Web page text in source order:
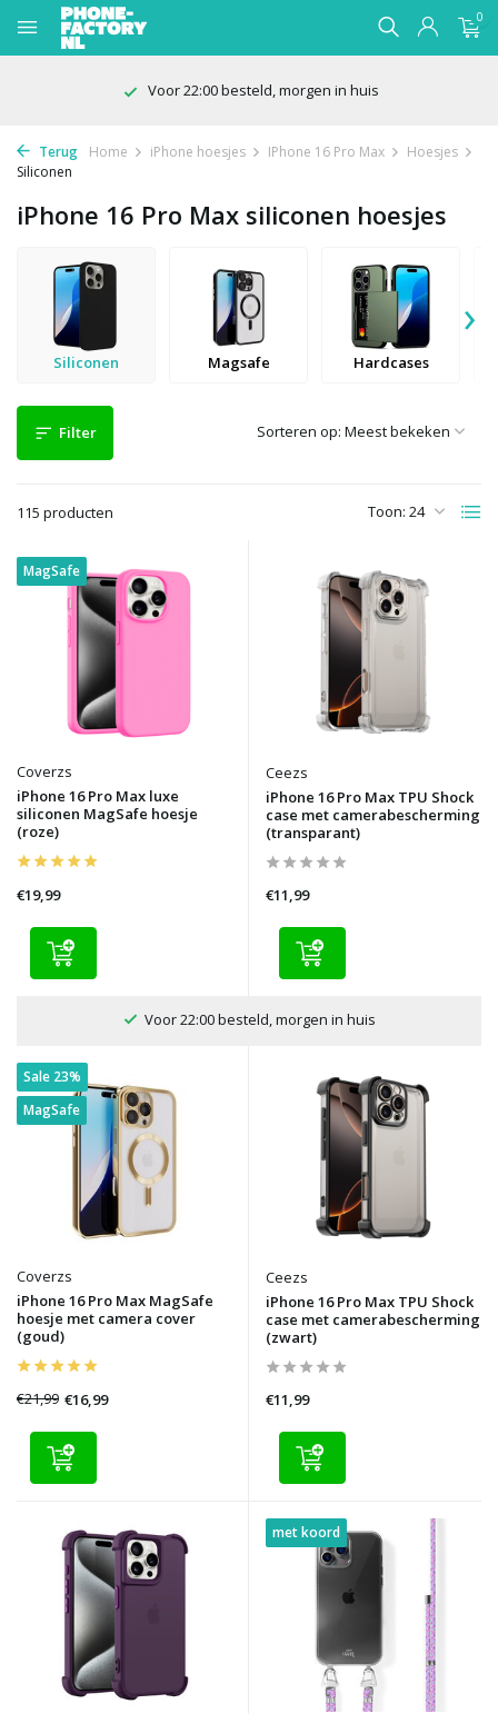
0
100 dagen bedenktijd
Terug Home iPhone hoesjes IPhone 16 Pro Max
Hoesjes
Siliconen
iPhone 16 Pro Max siliconen hoesjes
Siliconen Magsafe Hardcases
›
Filter
115 producten Toon:
Sorteren op:
MagSafe
Coverzs
iPhone 16 Pro Max luxe
siliconen MagSafe hoesje
(roze)
€19,99
Ceezs
iPhone 16 Pro Max TPU Shock
case met camerabescherming
(transparant)
€11,99
100 dagen bedenktijd
Sale 23%
MagSafe
Coverzs
iPhone 16 Pro Max MagSafe
hoesje met camera cover
(goud)
€21,99 €16,99
Ceezs
iPhone 16 Pro Max TPU Shock
case met camerabescherming
(zwart)
€11,99
met koord